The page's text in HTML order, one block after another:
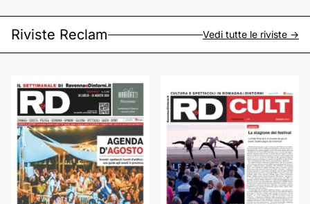
Riviste Reclam Vedi tutte le riviste ->